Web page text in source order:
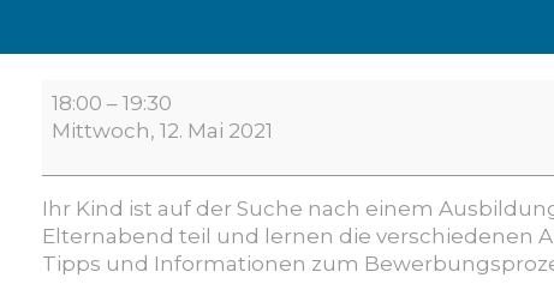
Digitaler
Elternabend
18:00 – 19:30
Mittwoch, 12. Mai 2021
Ihr Kind ist auf der Suche nach einem
Elternabend teil und lernen die verschiedenen
Tipps und Informationen zum Bewerbungspro